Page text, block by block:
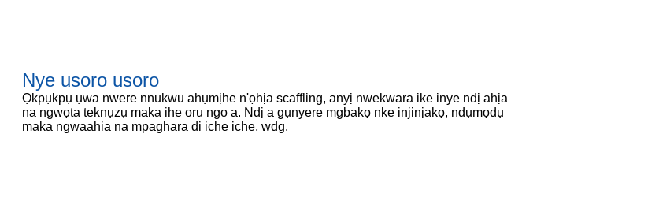
Nye usoro usoro
Ọkpụkpụ ụwa nwere nnukwu ahụmịhe n'ọhịa scaffling, anyị nwekwara ike inye ndị ahịa
na ngwọta teknụzụ maka ihe oru ngo a. Ndị a gụnyere mgbakọ nke injinịakọ, ndụmọdụ
maka ngwaahịa na mpaghara dị iche iche, wdg.